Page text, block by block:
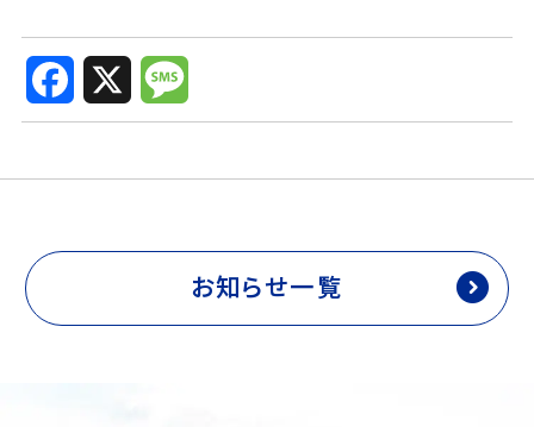
F
c
e
o
X
M
s
s
e
お知らせ一覧